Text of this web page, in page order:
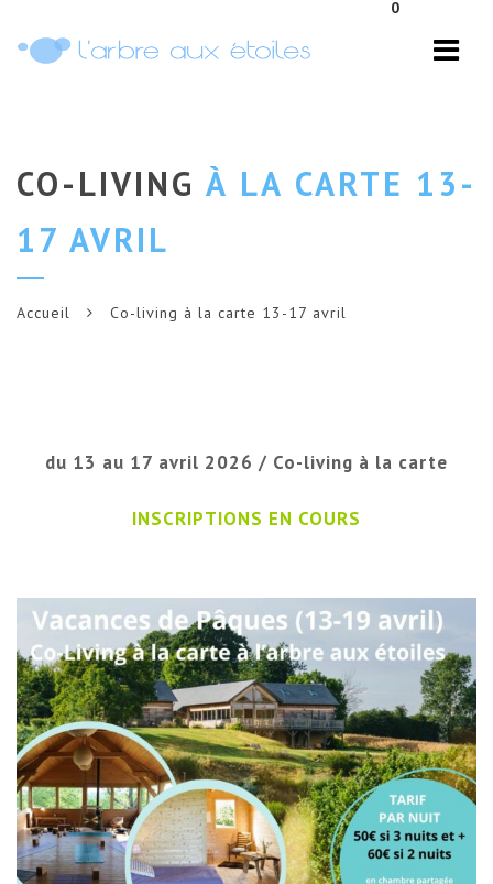
0
CO-LIVING À LA CARTE 13-
17 AVRIL
Accueil Co-living à la carte 13-17 avril
du 13 au 17 avril 2026 / Co-living à la carte
INSCRIPTIONS EN COURS